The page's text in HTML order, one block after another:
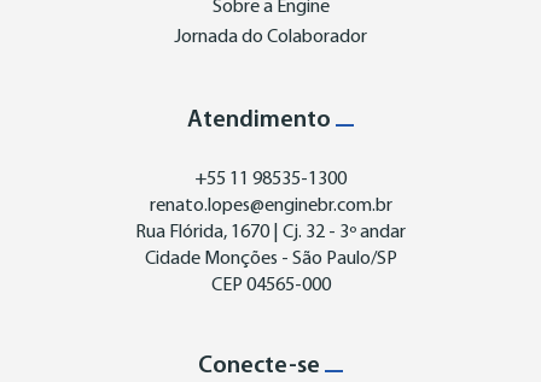
Sobre a Engine
Jornada do Colaborador
Atendimento
+55 11 98535-1300
renato.lopes@enginebr.com.br
Rua Flórida, 1670 | Cj. 32 - 3º andar
Cidade Monções - São Paulo/SP
CEP 04565-000
Conecte-se